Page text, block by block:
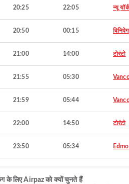
20:25 22:05 न्यू
20:50 00:15 विनिपेग
21:00 14:00 टोरंटो
21:55 05:30
21:59 05:44
22:00 14:50 टोरंटो
23:50 05:34
के लिए Airpaz को क्यों चुनते हैं